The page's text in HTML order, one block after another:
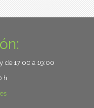
de 17:00 a 19:00
h.